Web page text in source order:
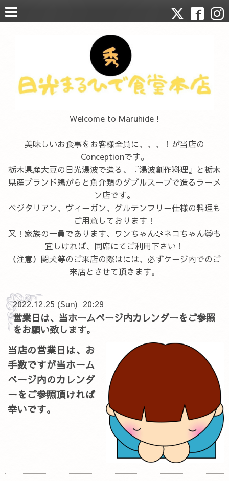
Welcome to Maruhide !
美味しいお食事をお客様全員に、、、！が当店の
Conceptionです。
栃木県産大豆の日光湯波で造る、『湯波創作料理』と栃木
県産ブランド鶏がらと魚介類のダブルスープで造るラーメ
ン店です。
ベジタリアン、ヴィーガン、グルテンフリー仕様の料理も
ご用意しております！
又！家族の一員であります、ワンちゃん🐶ネコちゃん😸も
宜しければ、同席にてご利用下さい！
（注意）闘犬等のご来店の際はには、必ずケージ内でのご
来店とさせて頂きます。
2022.12.25 (Sun) 20:29
営業日は、当ホームページ内カレンダーをご参照
をお願い致します。
当店の営業日は、お
手数ですが当ホーム
ページ内のカレンダ
ーをご参照頂ければ
幸いです。